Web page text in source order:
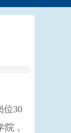
位30
，